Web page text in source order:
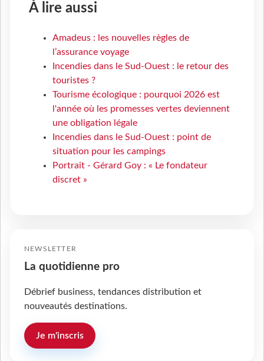
À lire aussi
Amadeus : les nouvelles règles de
l’assurance voyage
Incendies dans le Sud-Ouest : le retour des
touristes ?
Tourisme écologique : pourquoi 2026 est
l'année où les promesses vertes deviennent
une obligation légale
Incendies dans le Sud-Ouest : point de
situation pour les campings
Portrait - Gérard Goy : « Le fondateur
discret »
NEWSLETTER
La quotidienne pro
Débrief business, tendances distribution et
nouveautés destinations.
Je m'inscris